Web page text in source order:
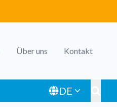
Über uns Kontakt
DE